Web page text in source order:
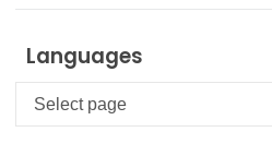
Languages
Languages